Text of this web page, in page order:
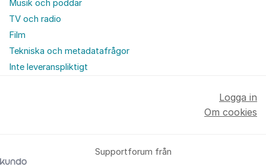
Musik och poddar
TV och radio
Film
Tekniska och metadatafrågor
Inte leveranspliktigt
Supportforum från
Logga in
Om cookies